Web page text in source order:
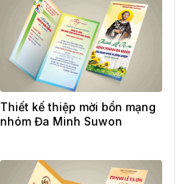
Thiết kế thiệp mời bổn mạng
nhóm Đa Minh Suwon